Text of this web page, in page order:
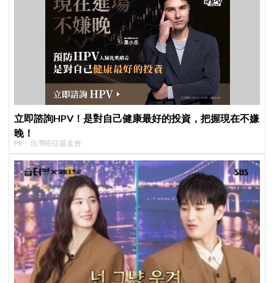
立即諮詢HPV！是對自己健康最好的投資，把握現在不嫌
晚！
PR・台灣癌症基金會